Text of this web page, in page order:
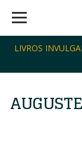
LIVROS